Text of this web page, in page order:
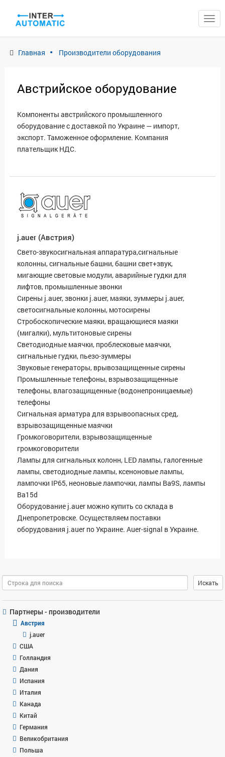
Главная Производители оборудования
Австрийское оборудование
Компоненты австрийского промышленного
оборудование с доставкой по Украине — импорт,
экспорт. Таможенное оформление. Компания
плательщик НДС.
j.auer (Австрия)
Cвето-звукосигнальная аппаратура,сигнальные
колонны, сигнальные башни, башни свет+звук,
мигающие световые модули, аварийные гудки для
лифтов, промышленные звонки
Сирены j.auer, звонки j.auer, маяки, зуммеры j.auer,
светосигнальные колонны, мотосирены
Стробоскопические маяки, вращающиеся маяки
(мигалки), мультитоновые сирены
Светодиодные маячки, проблесковые маячки,
сигнальные гудки, пьезо-зуммеры
Звуковые генераторы, врывозащищенные сирены
Промышленные телефоны, взрывозащищенные
телефоны, влагозащищенные (водонепроницаемые)
телефоны
Сигнальная арматура для взрывоопасных сред,
взрывозащищенные маячки
Громкоговорители, взрывозащищенные
громкоговорители
Лампы для сигнальных колонн, LED лампы, галогенные
лампы, светодиодные лампы, ксеноновые лампы,
лампочки IP65, неоновые лампочки, лампы Ba9S, лампы
Ba15d
Оборудование j.auer можно купить со склада в
Днепропетровске. Осуществляем поставки
оборудования j.auer по Украине. Auer-signal в Украине.
Поиск
Искать
Партнеры - производители
Австрия
j.auer
США
Голландия
Дания
Испания
Италия
Канада
Китай
Германия
Великобритания
Польша
ЗАКРЫТЬ